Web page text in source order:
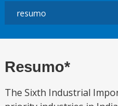
Resumo*
The Sixth Industrial